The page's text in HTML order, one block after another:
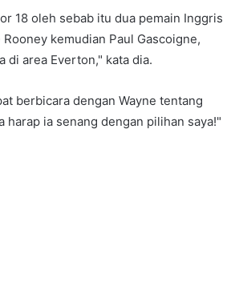
18 oleh sebab itu dua pemain Inggris
kemudian Paul Gascoigne,
di area Everton," kata dia.
berbicara dengan Wayne tentang
harap ia senang dengan pilihan saya!"